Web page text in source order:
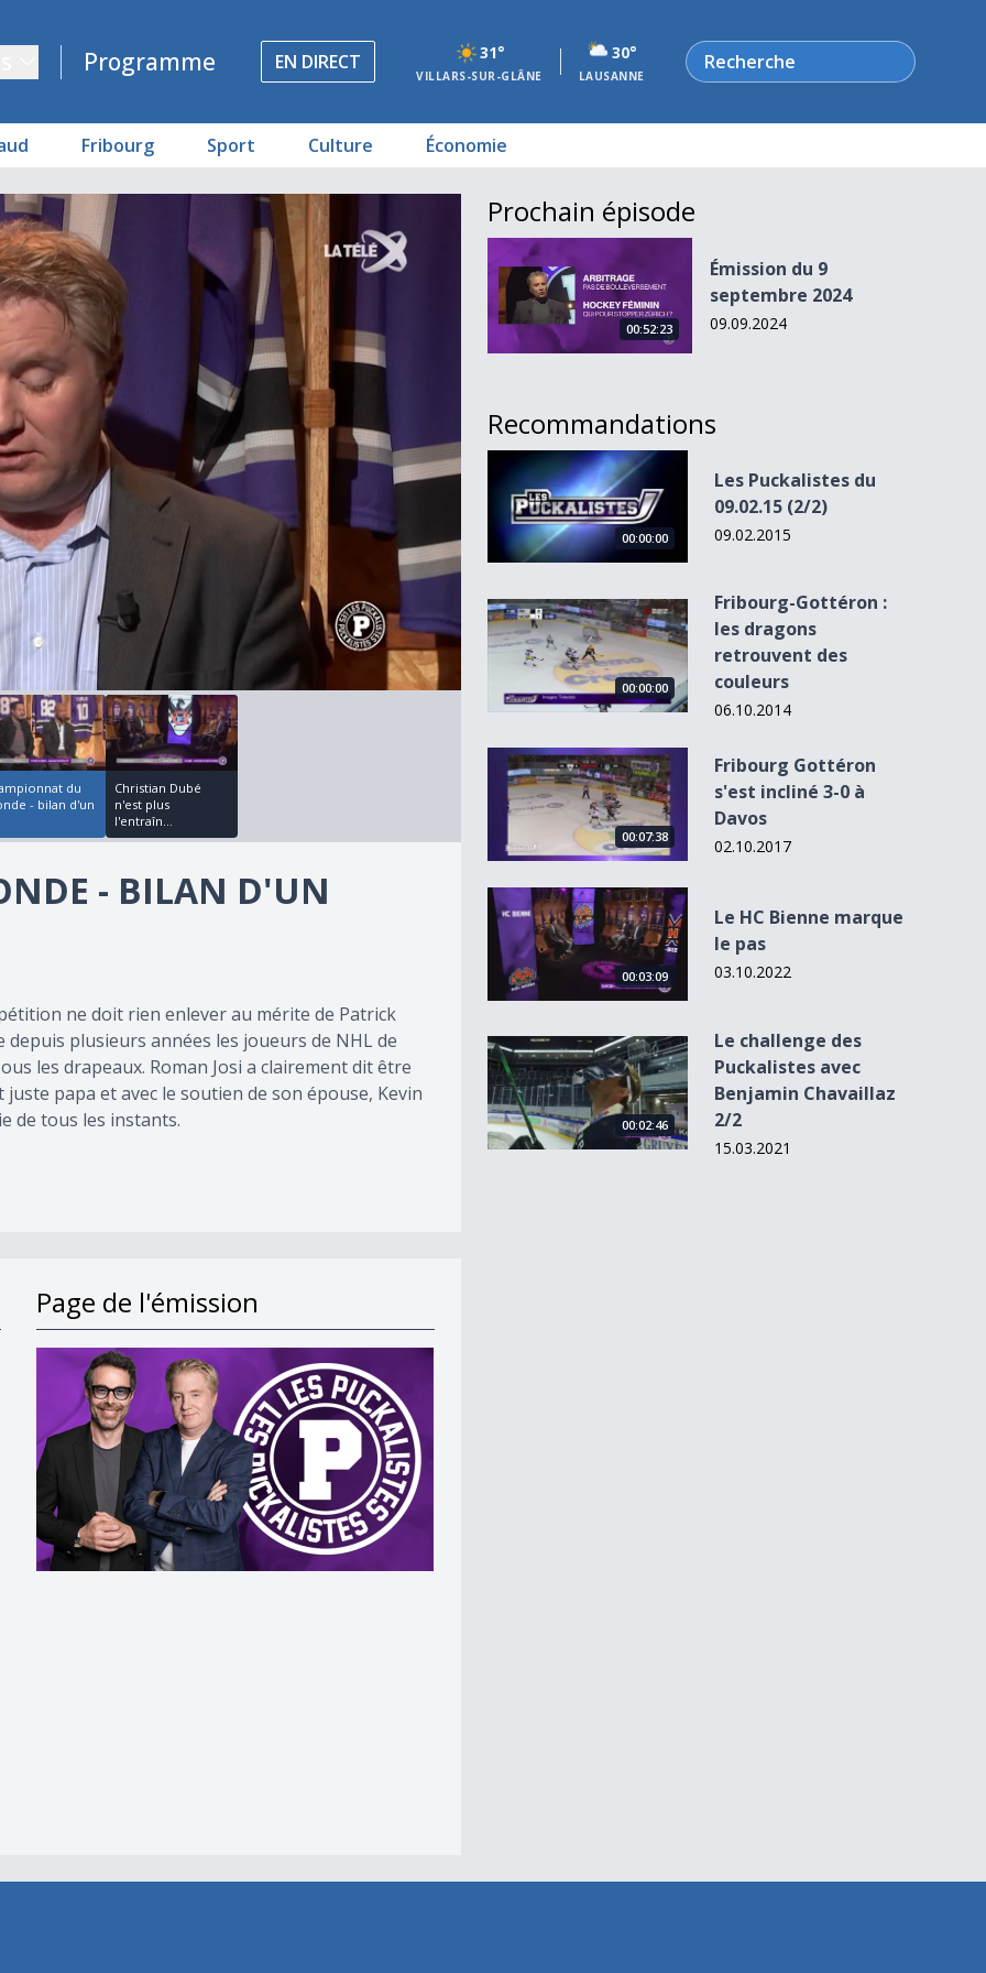
Programme EN DIRECT 31°
VILLARS-SUR-GLÂNE
30°
LAUSANNE
Rechercher
Fribourg Sport Culture Économie
du
- bilan d'un
00:10:02
Christian Dubé
n'est plus
l'entraîn...
- BILAN D'UN
ne doit rien enlever au mérite de Patrick
depuis plusieurs années les joueurs de NHL de
les drapeaux. Roman Josi a clairement dit être
papa et avec le soutien de son épouse, Kevin
de tous les instants.
prochaine ?
?
Page de l'émission
Prochain épisode
Émission du 9 septembre 2024
00:52:23
Émission du 9
septembre 2024
09.09.2024
Recommandations
Les Puckalistes du 09.02.15 (2/2)
00:00:00
Les Puckalistes du
09.02.15 (2/2)
09.02.2015
Fribourg-Gottéron : les dragons retrouvent des couleurs
00:00:00
Fribourg-Gottéron :
les dragons
retrouvent des
couleurs
06.10.2014
Fribourg Gottéron s&#039;est incliné 3-0 à Davos
00:07:38
Fribourg Gottéron
s'est incliné 3-0 à
Davos
02.10.2017
Le HC Bienne marque le pas
00:03:09
Le HC Bienne marque
le pas
03.10.2022
Le challenge des Puckalistes avec Benjamin Chavaillaz 2/2
00:02:46
Le challenge des
Puckalistes avec
Benjamin Chavaillaz
2/2
15.03.2021